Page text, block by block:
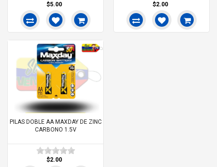
$5.00 $2.00
PILAS DOBLE AA MAXDAY DE ZINC
CARBONO 1.5V
$2.00